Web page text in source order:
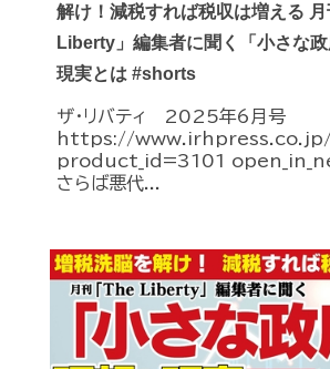
解け！減税すれば税収は増える
Liberty」編集者に聞く「小さな
現実とは #shorts
ザ・リバティ 2025年6月号
https://
product_id=3101
さらば悪代...